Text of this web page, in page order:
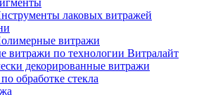
лаковых витражей
витражи
витражи по технологии Витралайт
декорированные витражи
обработке стекла